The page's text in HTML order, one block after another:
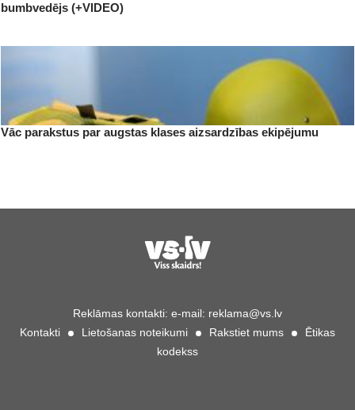
bumbvedējs (+VIDEO)
Vāc parakstus par augstas klases aizsardzības ekipējumu
Reklāmas kontakti: e-mail: reklama@vs.lv
Kontakti
Lietošanas noteikumi Rakstiet mums
Ētikas
kodekss